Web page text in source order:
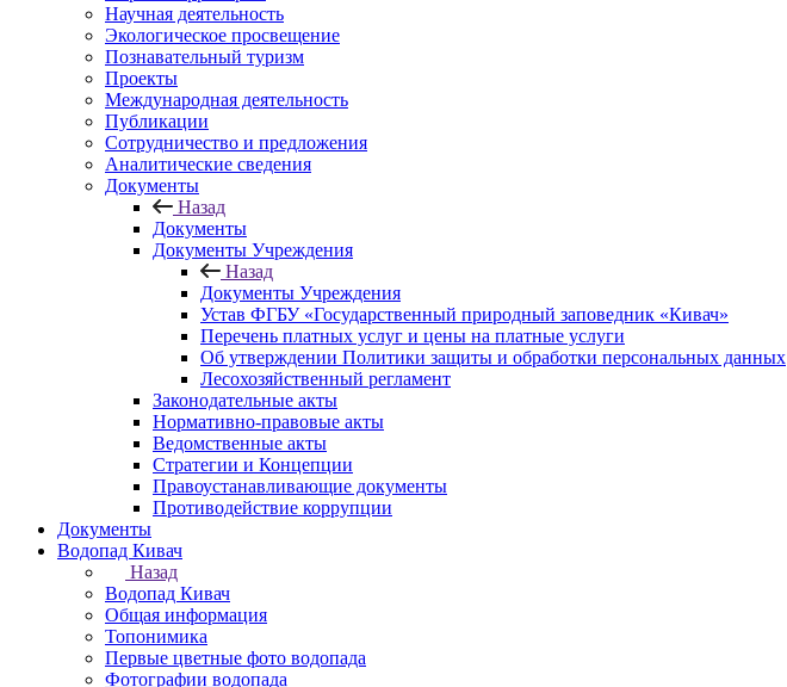
Научная деятельность
Экологическое просвещение
Познавательный туризм
Проекты
Международная деятельность
Публикации
Сотрудничество и предложения
Аналитические сведения
Документы
Назад
Документы
Документы Учреждения
Назад
Документы Учреждения
Устав ФГБУ «Государственный природный заповедник «Кивач»
Перечень платных услуг и цены на платные услуги
Об утверждении Политики защиты и обработки персональных данных
Лесохозяйственный регламент
Законодательные акты
Нормативно-правовые акты
Ведомственные акты
Стратегии и Концепции
Правоустанавливающие документы
Противодействие коррупции
Документы
Водопад Кивач
Назад
Водопад Кивач
Общая информация
Топонимика
Первые цветные фото водопада
Фотографии водопада